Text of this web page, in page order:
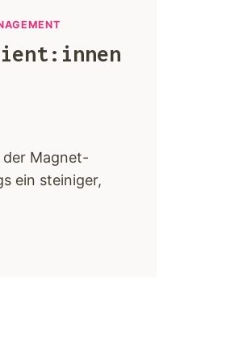
Magnet-
ein steiniger,